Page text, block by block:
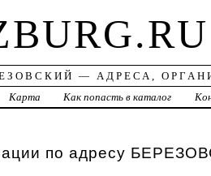
— АДРЕСА,
Карта Как попасть в каталог
по адресу